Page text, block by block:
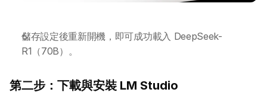
儲存設定後重新開機，即可成功載入 DeepSeek-
R1（70B）。
第二步：下載與安裝 LM Studio